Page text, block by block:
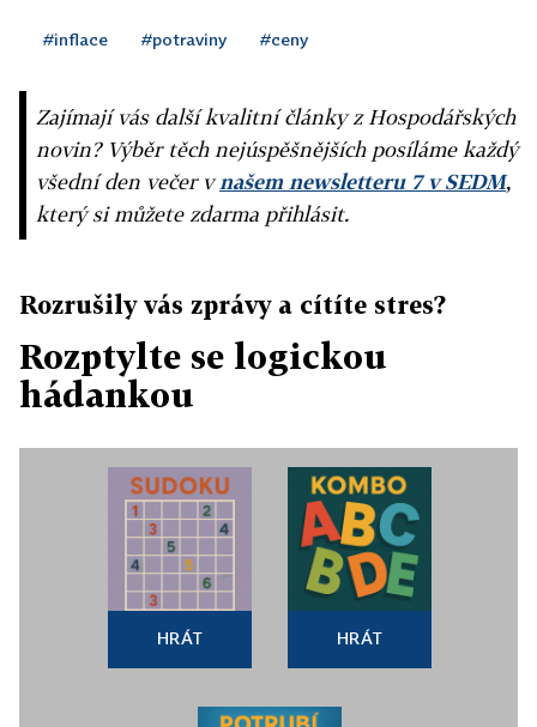
#inflace #potraviny #ceny
Zajímají vás další kvalitní články z Hospodářských
novin? Výběr těch nejúspěšnějších posíláme každý
všední den večer vnašem newsletteru 7 v SEDM,
který si můžete zdarma přihlásit.
Rozrušily vás zprávy a cítíte stres?
Rozptylte se logickou
hádankou
HRÁT HRÁT